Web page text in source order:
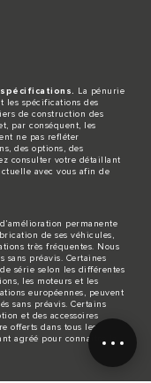
La pénurie
les spécifications des
de construction des
par conséquent, les
ne pas refléter
des options, des
consulter votre détaillant
avec vous afin de
permanente
de ses véhicules,
très fréquentes. Nous
sans préavis. Certaines
série selon les différentes
les moteurs et les
européennes, peuvent
sans préavis. Certains
et des accessoires
offerts dans tous les
agréé pour connaître la